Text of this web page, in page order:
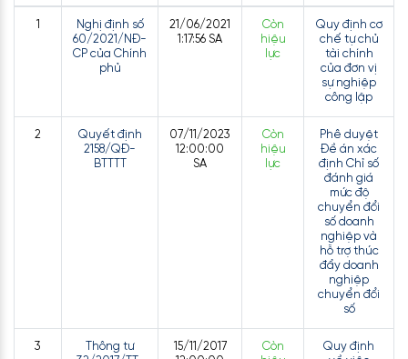
1
Nghị định số
60/2021/NĐ-
CP của Chính
phủ
21/06/2021
1:17:56 SA
Còn
hiệu
lực
Quy định cơ
chế tự chủ
tài chính
của đơn vị
sự nghiệp
công lập
2
Quyết định
2158/QĐ-
BTTTT
07/11/2023
12:00:00
SA
Còn
hiệu
lực
Phê duyệt
Đề án xác
định Chỉ số
đánh giá
mức độ
chuyển đổi
số doanh
nghiệp và
hỗ trợ thúc
đẩy doanh
nghiệp
chuyển đổi
số
3
Thông tư
15/11/2017
Còn
Quy định